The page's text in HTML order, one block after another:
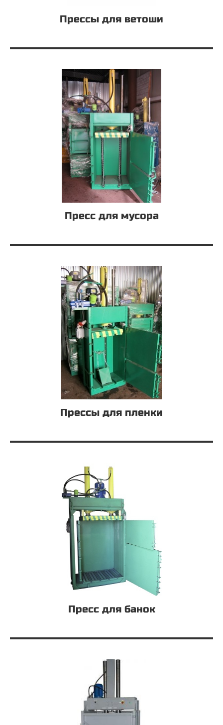
Прессы для ветоши
Пресс для мусора
Прессы для пленки
Пресс для банок